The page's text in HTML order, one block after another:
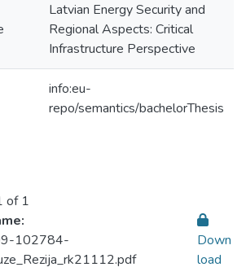
Latvian Energy Security and
Regional Aspects: Critical
Infrastructure Perspective
info:eu-
repo/semantics/bachelorThesis
of 1
102784-
Down
load